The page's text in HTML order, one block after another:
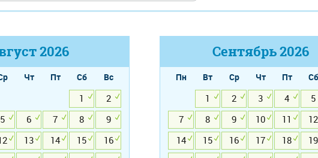
2026
Чт Пт Сб
Вс
1
2
5 6 7 8
9
13 14 15
16
Сентябрь2026
Пн Вт Ср Чт Пт Сб
1
2 3 4 5
7
8 9 10 11 12
14
15 16 17 18 19